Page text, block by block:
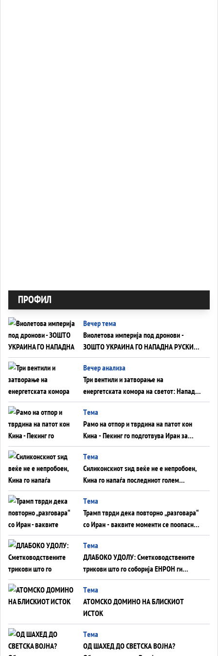
ПРОФИЛ
Вечер тема
Виолетова империја под дронови -
ЗОШТО УКРАИНА ГО НАПАДНА РУСКИОТ
WILDBERRIES
Вечер анализа
Три вентили и затворање на
енергетската комора на светот: Нападот
во Суец најавува глобален енергетски
инфаркт?
Tема
Рамо на отпор и тврдина на патот кон
Кина - Пекинг го подготвува Иран за
американска копнена инвазија
Tема
Силиконскиот ѕид веќе не е непробоен,
Кина го напаѓа последниот голем
монопол на Западот?
Tема
Трамп тврди дека повторно „разговара“
со Иран - ваквите моменти се поопасни
од отворените закани
Tема
ДЛАБОКО УДОЛУ: Сметководствените
трикови што го соборија ЕНРОН ги
применуваат гигантите за ВИ
Tема
АТОМСКО ДОМИНО НА БЛИСКИОТ
ИСТОК
Tема
ОД ШАХЕД ДО СВЕТСКА ВОЈНА?